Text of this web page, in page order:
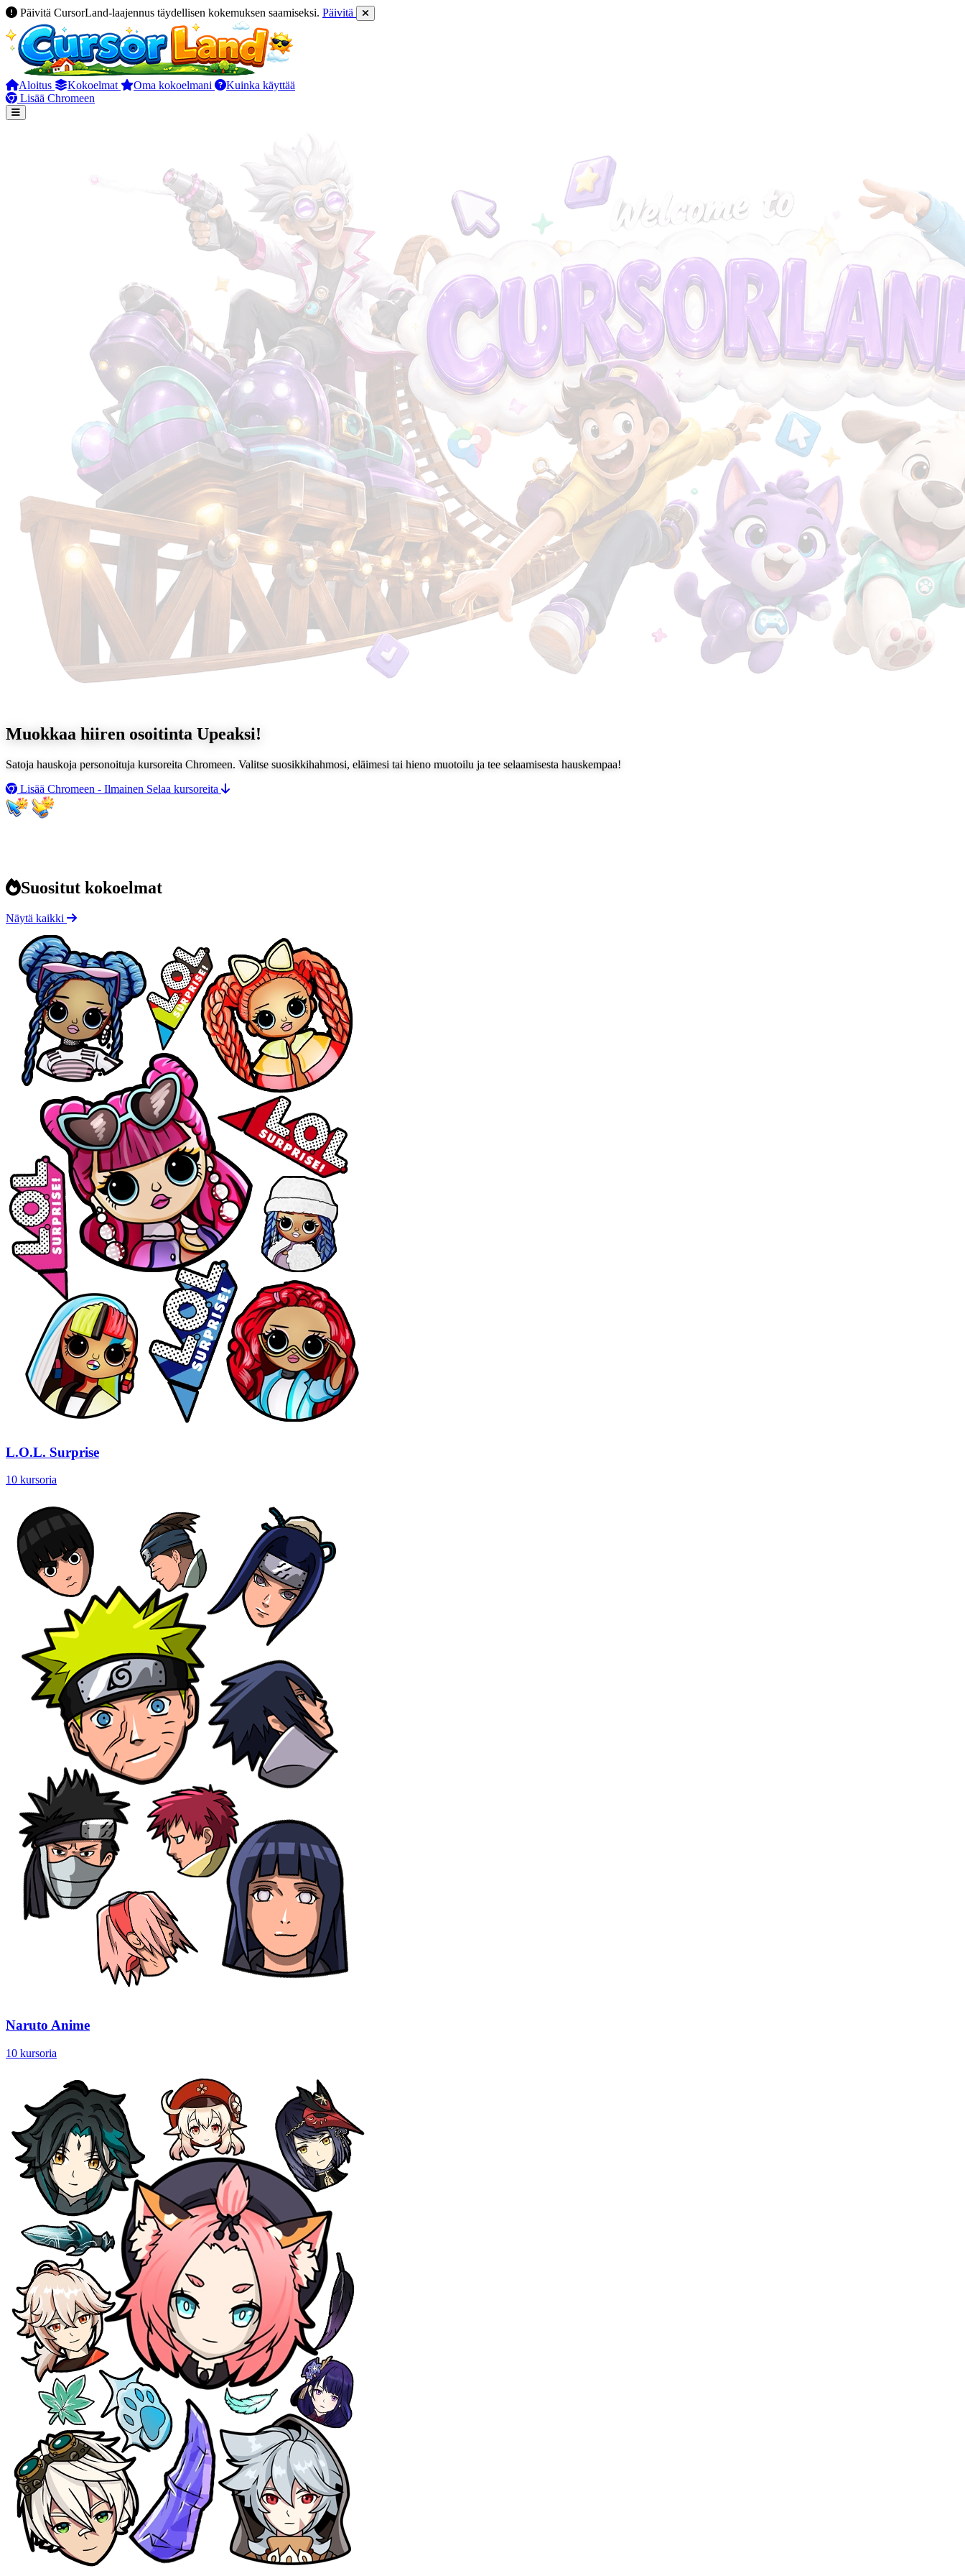
Päivitä CursorLand-laajennus täydellisen kokemuksen saamiseksi. Päivitä
Aloitus Kokoelmat Oma kokoelmani
Kuinka käyttää
Lisää Chromeen
Muokkaa hiiren osoitinta Upeaksi!
Satoja hauskoja personoituja kursoreita Chromeen. Valitse suosikkihahmosi, eläimesi tai hieno muotoilu ja tee selaamisesta hauskempaa!
Lisää Chromeen - Ilmainen Selaa kursoreita
Suositut kokoelmat
Näytä kaikki
L.O.L. Surprise
10 kursoria
Naruto Anime
10 kursoria